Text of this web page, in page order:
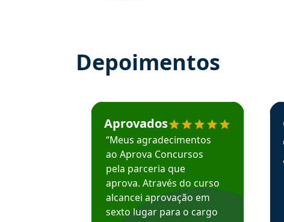
Depoimentos
Estudante José recomenda o Aprova Concursos
Aprovados
“Meus agradecimentos
ao Aprova Concursos
pela parceria que
aprova. Através do curso
alcancei aprovação em
sexto lugar para o cargo